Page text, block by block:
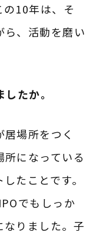
10年は、そ
ら、活動を磨い
たか。
場所をつく
になっている
たことです。
でもしっか
なりました。子